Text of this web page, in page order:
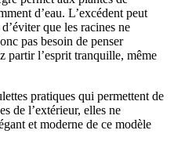
d’eau. L’excédent peut
que les racines ne
pas besoin de penser
partir l’esprit tranquille, même
pratiques qui permettent de
de l’extérieur, elles ne
et moderne de ce modèle